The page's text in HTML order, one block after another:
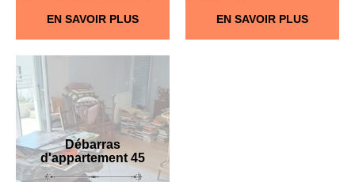
EN SAVOIR PLUS EN SAVOIR PLUS
Débarras
d'appartement 45